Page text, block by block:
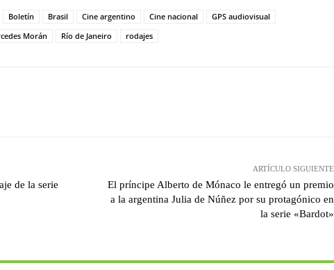
Boletín Brasil Cine argentino Cine nacional
GPS audiovisual
Morán Río de Janeiro rodajes
de la serie
ARTÍCULO SIGUIENTE
El príncipe Alberto de Mónaco le entregó un premio
a la argentina Julia de Núñez por su protagónico en
la serie «Bardot»